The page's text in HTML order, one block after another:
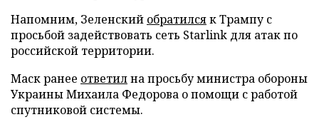
Напомним, Зеленский обратилсяк Трампу с
просьбой задействовать сеть Starlink для атак по
российской территории.
Маск ранее ответилна просьбу министра обороны
Украины Михаила Федорова о помощи с работой
спутниковой системы.